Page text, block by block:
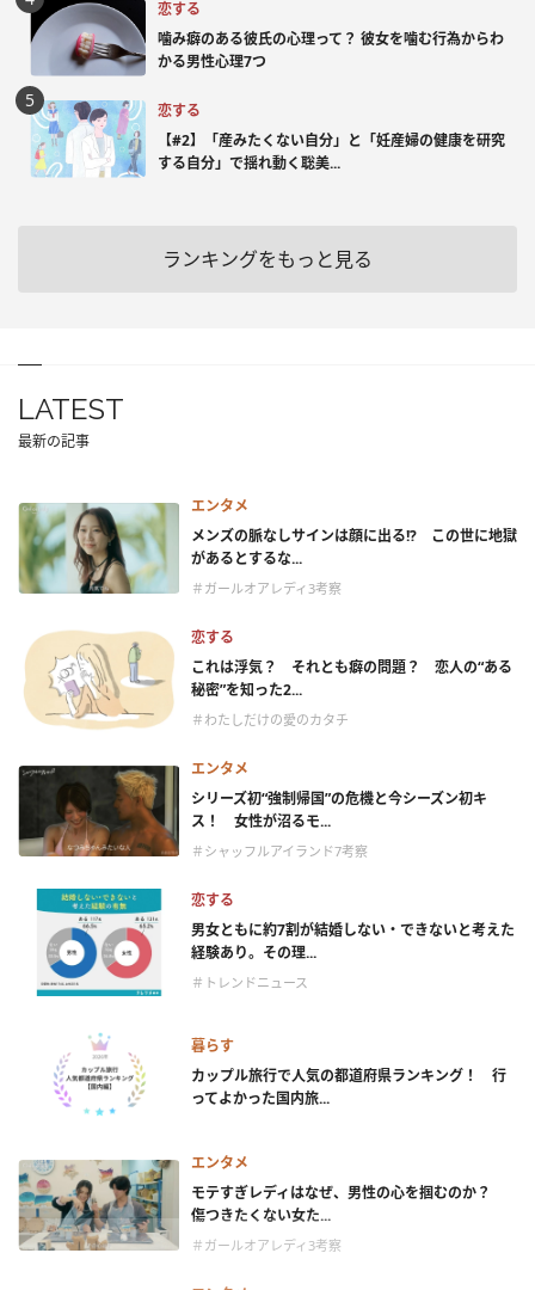
恋する
噛み癖のある彼氏の心理って？ 彼女を噛む行為からわ
かる男性心理7つ
恋する
【#2】「産みたくない自分」と「妊産婦の健康を研究
する自分」で揺れ動く聡美...
ランキングをもっと見る
LATEST
最新の記事
エンタメ
メンズの脈なしサインは顔に出る!? この世に地獄
があるとするな...
＃ガールオアレディ3考察
恋する
これは浮気？ それとも癖の問題？ 恋人の“ある
秘密”を知った2...
＃わたしだけの愛のカタチ
エンタメ
シリーズ初“強制帰国”の危機と今シーズン初キ
ス！ 女性が沼るモ...
＃シャッフルアイランド7考察
恋する
男女ともに約7割が結婚しない・できないと考えた
経験あり。その理...
＃トレンドニュース
暮らす
カップル旅行で人気の都道府県ランキング！ 行
ってよかった国内旅...
エンタメ
モテすぎレディはなぜ、男性の心を掴むのか？
傷つきたくない女た...
＃ガールオアレディ3考察